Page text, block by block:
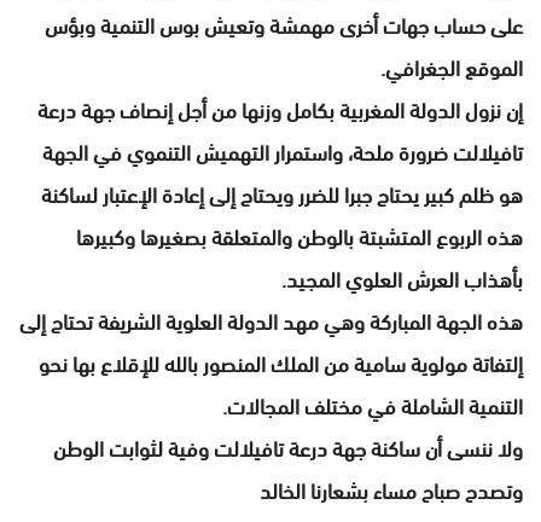
على حساب جهات أخرى مهمشة وتعيش بوس التنمية وبؤس
الموقع الجغرافي.
إن نزول الدولة المغربية بكامل وزنها من أجل إنصاف جهة درعة
تافيلالت ضرورة ملحة، واستمرار التهميش التنموي في الجهة
هو ظلم كبير يحتاج جبرا للضرر ويحتاج إلى إعادة الإعتبار لساكنة
هذه الربوع المتشبتة بالوطن والمتعلقة بصغيرها وكبيرها
بأهذاب العرش العلوي المجيد.
هذه الجهة المباركة وهي مهد الدولة العلوية الشريفة تحتاج إلى
إلتفاتة مولوية سامية من الملك المنصور بالله للإقلاع بها نحو
التنمية الشاملة في مختلف المجالات.
ولا ننسى أن ساكنة جهة درعة تافيلالت وفية لثوابت الوطن
وتصدح صباح مساء بشعارنا الخالد